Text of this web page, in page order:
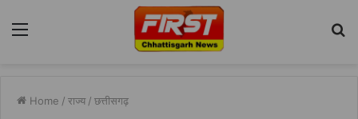
Menu
Home / राज्य / छत्तीसगढ़